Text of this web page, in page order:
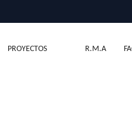
PROYECTOS R.M.A